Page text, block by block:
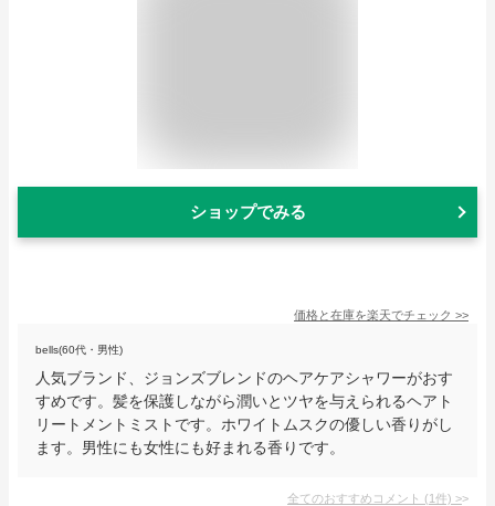
ショップでみる
価格と在庫を楽天でチェック >>
bells(60代・男性)
人気ブランド、ジョンズブレンドのヘアケアシャワーがおす
すめです。髪を保護しながら潤いとツヤを与えられるヘアト
リートメントミストです。ホワイトムスクの優しい香りがし
ます。男性にも女性にも好まれる香りです。
全てのおすすめコメント (1件) >